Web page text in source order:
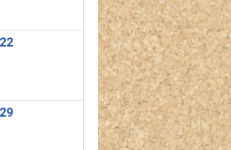
22
29